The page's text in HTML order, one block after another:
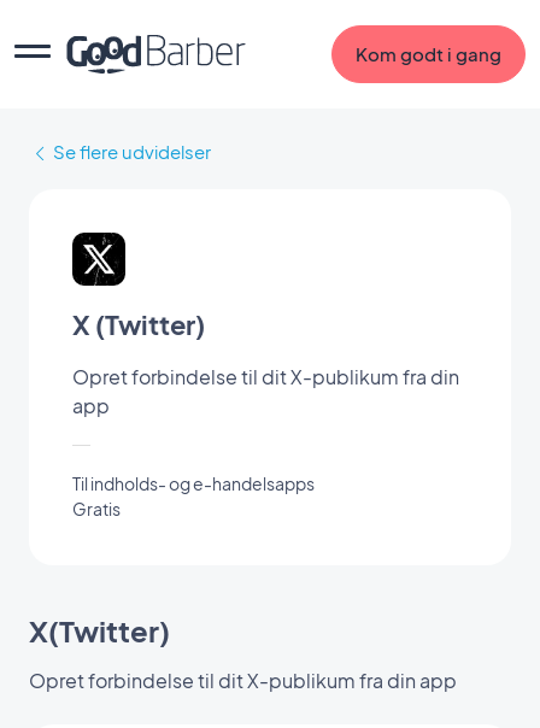
Kom godt i gang
Se flere udvidelser
X (Twitter)
Opret forbindelse til dit X-publikum fra din
app
Til indholds- og e-handelsapps
Gratis
X(Twitter)
Opret forbindelse til dit X-publikum fra din app